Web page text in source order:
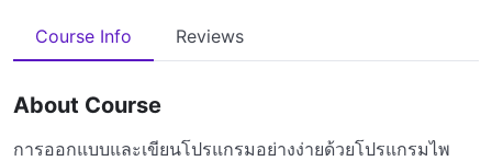
Course Info Reviews
About Course
การออกแบบและเขียนโปรแกรมอย่างง่ายด้วยโปรแกรมไพ